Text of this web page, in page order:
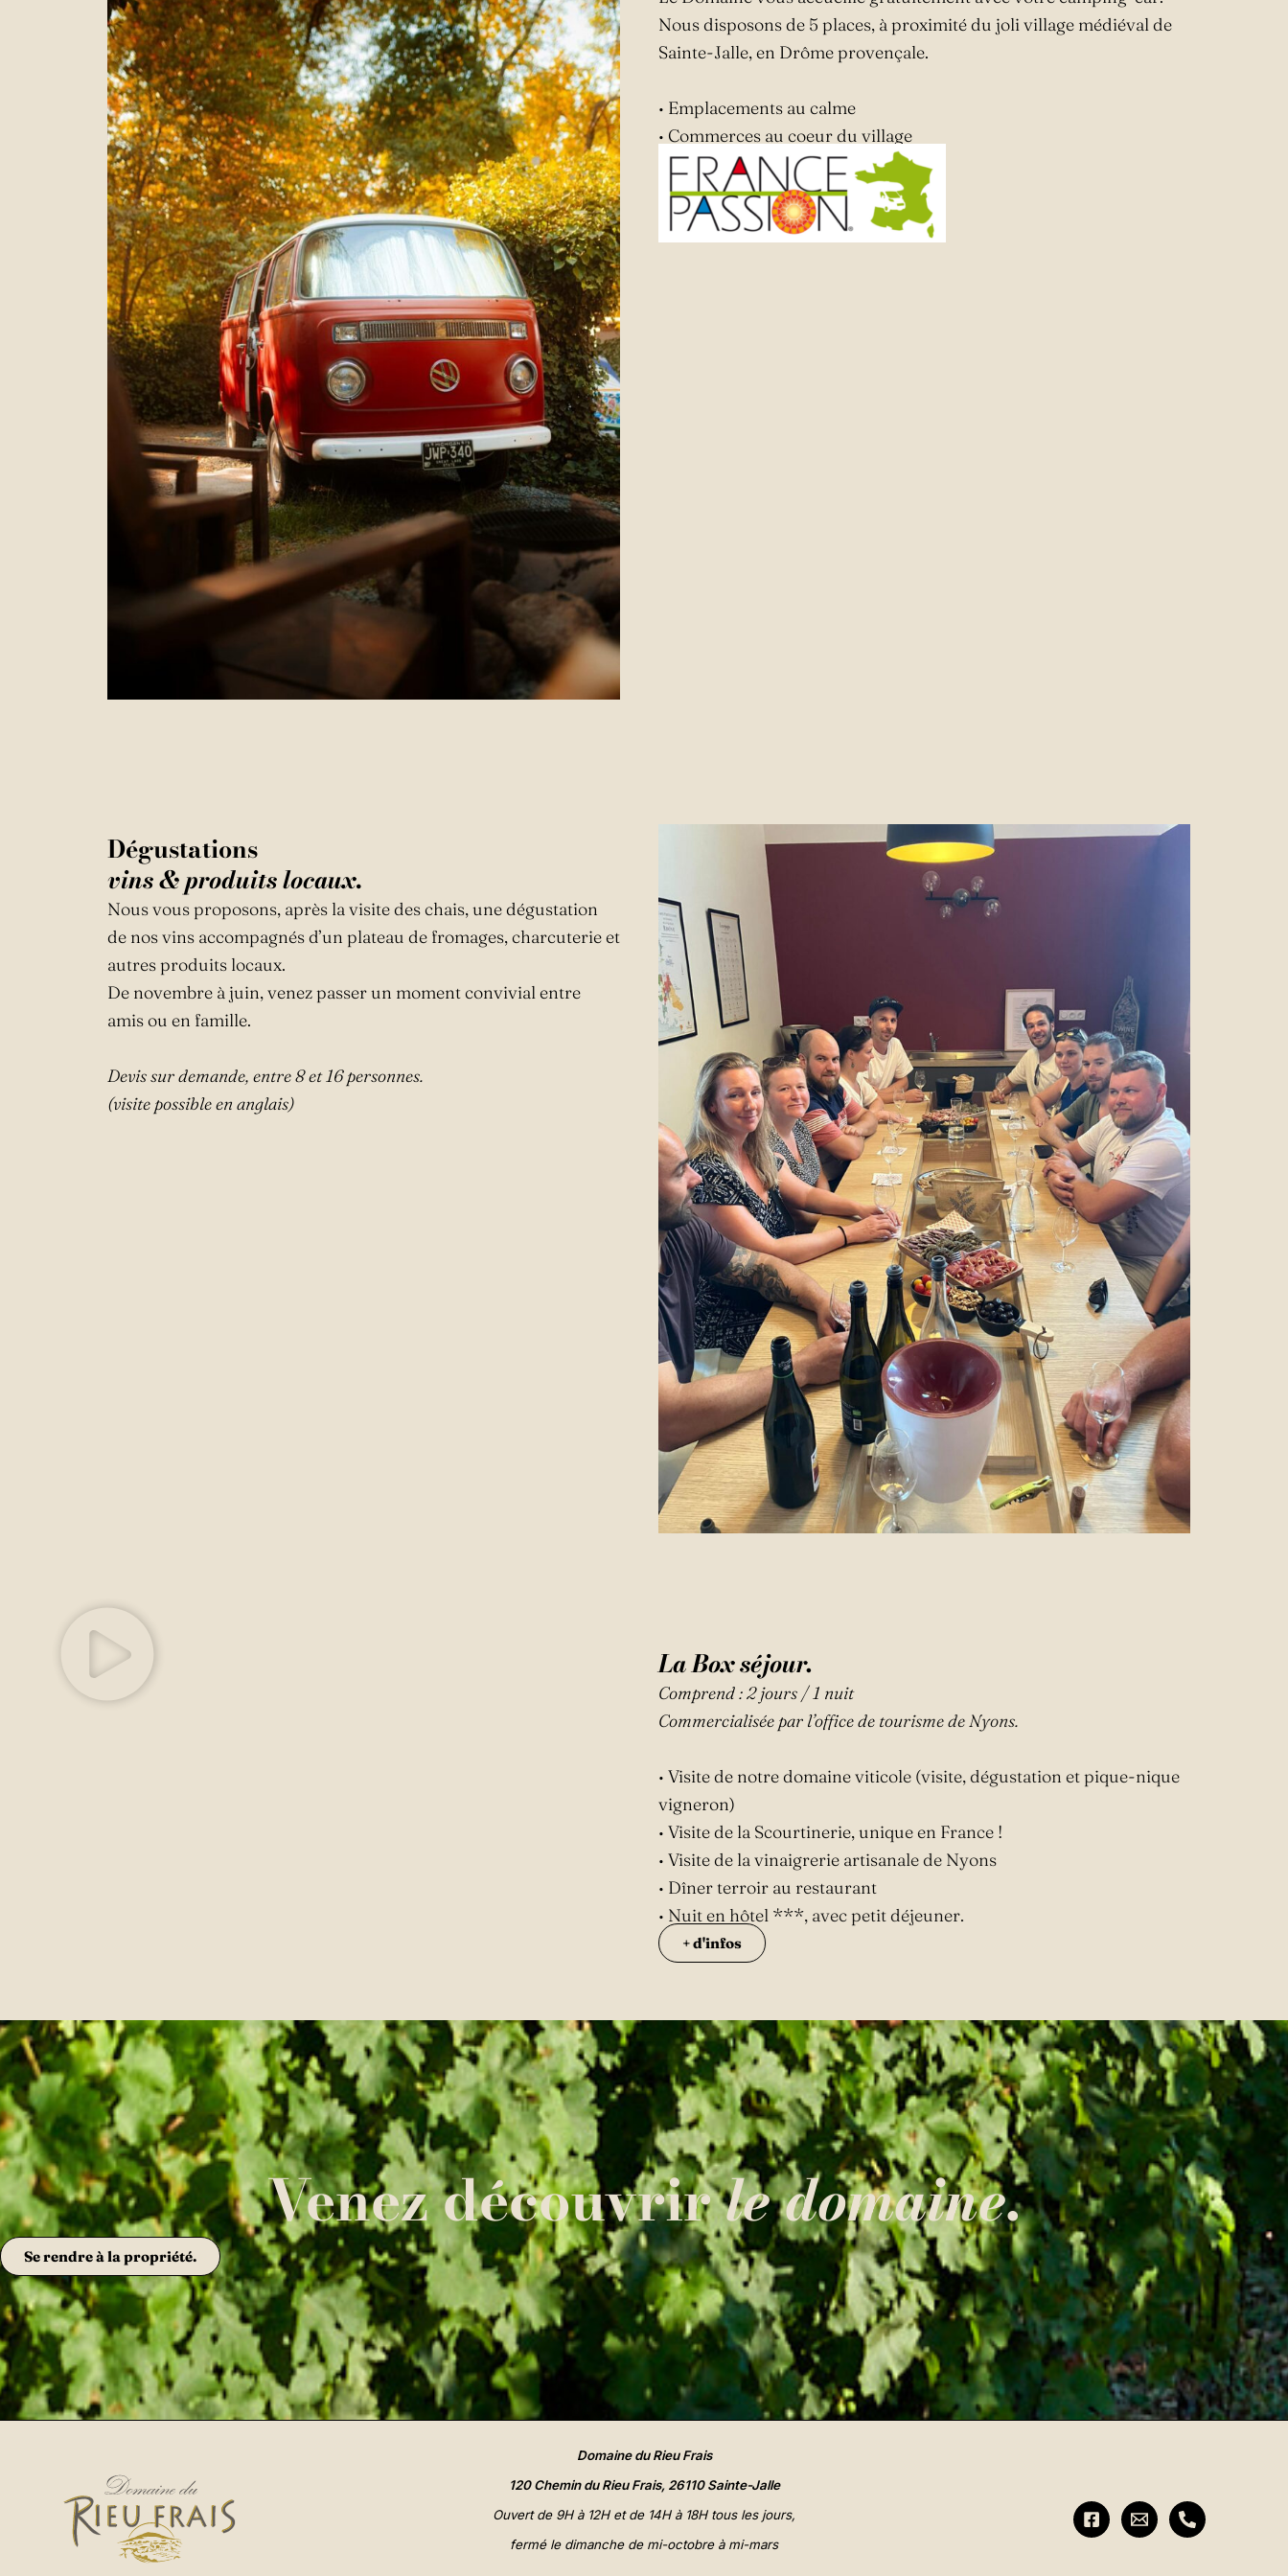
Nous disposons de 5 places, à proximité du joli village médiéval de
Sainte-Jalle, en Drôme provençale.
• Emplacements au calme
• Commerces au coeur du village
Dégustations
vins & produits locaux.
Nous vous proposons, après la visite des chais, une dégustation
de nos vins accompagnés d’un plateau de fromages, charcuterie et
autres produits locaux.
De novembre à juin, venez passer un moment convivial entre
amis ou en famille.
Devis sur demande, entre 8 et 16 personnes.
(visite possible en anglais)
La Box séjour.
Comprend : 2 jours / 1 nuit
Commercialisée par l’office de tourisme de Nyons.
• Visite de notre domaine viticole (visite, dégustation et pique-nique
vigneron)
• Visite de la Scourtinerie, unique en France !
• Visite de la vinaigrerie artisanale de Nyons
• Dîner terroir au restaurant
• Nuit en hôtel ***, avec petit déjeuner.
+ d'infos
Venez découvrirle domaine.
Se rendre à la propriété.
Domaine du Rieu Frais
120 Chemin du Rieu Frais, 26110 Sainte-Jalle
Ouvert de 9H à 12H et de 14H à 18H tous les jours,
fermé le dimanche de mi-octobre à mi-mars